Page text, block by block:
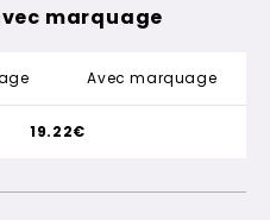
marquage
Avec marquage
19.22€